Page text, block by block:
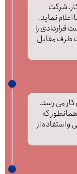
شرکت
نماید.
قراردادی را
طرف مقابل
می رسد.
که
استفاده از